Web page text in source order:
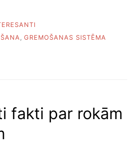
, GREMOŠANAS SISTĒMA
fakti par rokām